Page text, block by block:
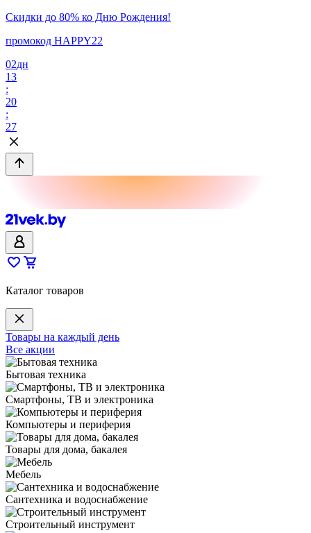
Скидки до 80% ко Дню Рождения!
промокод HAPPY22
02дн
13
:
20
:
27
Каталог товаров
Товары на каждый день
Все акции
Бытовая техника
Смартфоны, ТВ и электроника
Компьютеры и периферия
Товары для дома, бакалея
Мебель
Сантехника и водоснабжение
Строительный инструмент